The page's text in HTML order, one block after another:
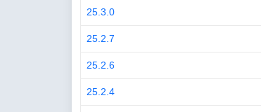
25.3.0
25.2.7
25.2.6
25.2.4